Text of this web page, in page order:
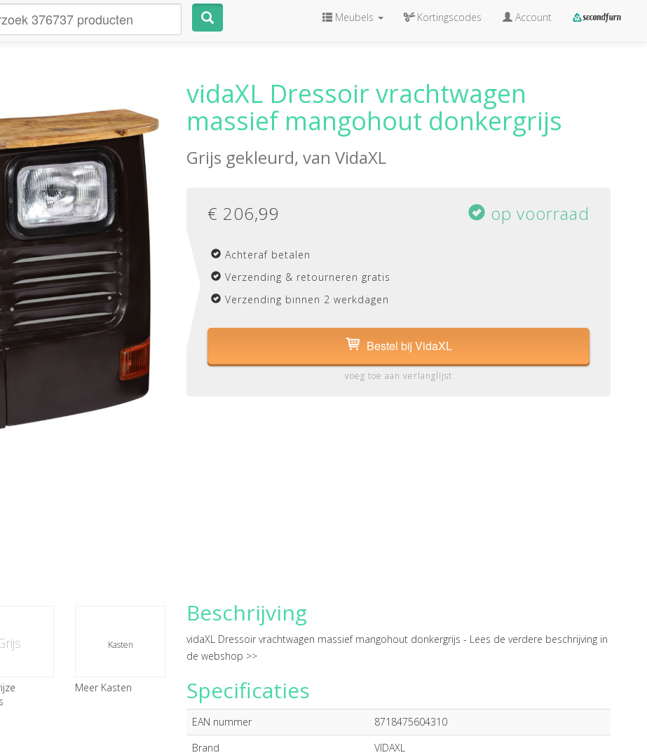
Meubels Kortingscodes Account
vidaXL Dressoir vrachtwagen
massief mangohout donkergrijs
Grijs gekleurd, van VidaXL
€ 206,99 op voorraad
Achteraf betalen
Verzending & retourneren gratis
Verzending binnen 2 werkdagen
Bestel bij VidaXL
voeg toe aan verlanglijst
Kasten
Meer Kasten
Beschrijving
vidaXL Dressoir vrachtwagen massief mangohout donkergrijs - Lees de verdere beschrijving in
de webshop >>
Specificaties
EAN nummer
8718475604310
Brand
VIDAXL